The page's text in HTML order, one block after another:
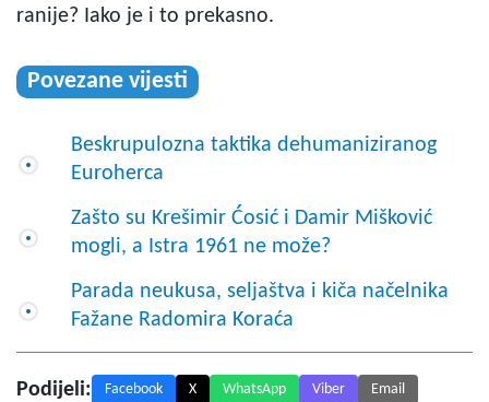
ranije? Iako je i to prekasno.
Povezane vijesti
Beskrupulozna taktika dehumaniziranog
Euroherca
Zašto su Krešimir Ćosić i Damir Mišković
mogli, a Istra 1961 ne može?
Parada neukusa, seljaštva i kiča načelnika
Fažane Radomira Koraća
Podijeli: Facebook X WhatsApp Viber Email